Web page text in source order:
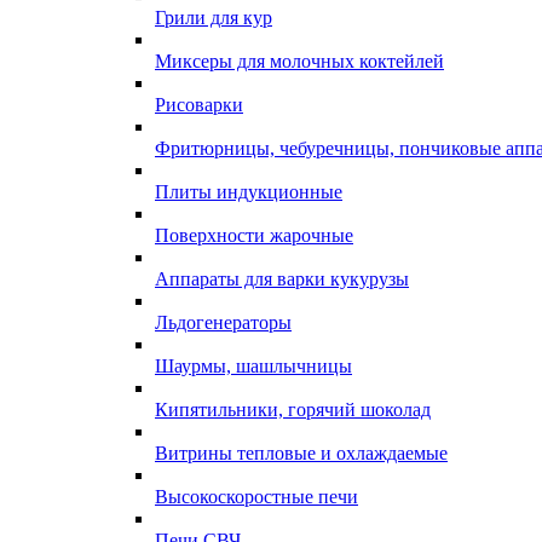
Грили для кур
Миксеры для молочных коктейлей
Рисоварки
Фритюрницы, чебуречницы, пончиковые
Плиты индукционные
Поверхности жарочные
Аппараты для варки кукурузы
Льдогенераторы
Шаурмы, шашлычницы
Кипятильники, горячий шоколад
Витрины тепловые и охлаждаемые
Высокоскоростные печи